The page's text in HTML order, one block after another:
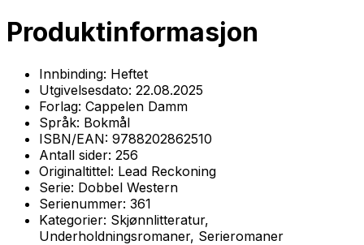
Produktinformasjon
Innbinding: Heftet
Utgivelsesdato: 22.08.2025
Forlag: Cappelen Damm
Språk: Bokmål
ISBN/EAN: 9788202862510
Antall sider: 256
Originaltittel: Lead Reckoning
Serie: Dobbel Western
Serienummer: 361
Kategorier: Skjønnlitteratur,
Underholdningsromaner, Serieromaner